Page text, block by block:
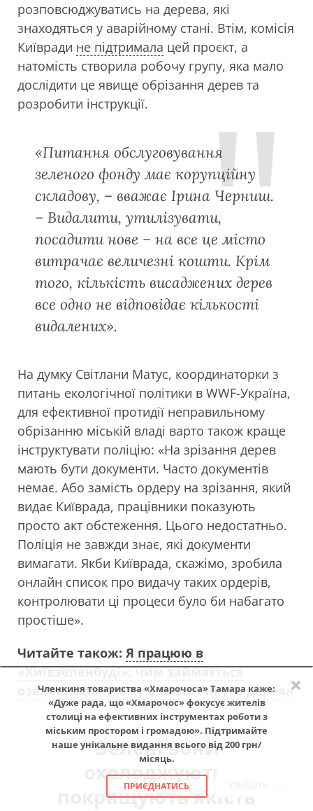
×
Членкиня товариства «Хмарочоса» Тамара каже:
«Дуже рада, що «Хмарочос» фокусує жителів
столиці на ефективних інструментах роботи з
міським простором і громадою». Підтримайте
наше унікальне видання всього від 200 грн/
місяць.
ПРИЄДНАТИСЬ
розповсюджуватись на дерева, які
знаходяться у аварійному стані. Втім, комісія
Київради не підтримала цей проєкт, а
натомість створила робочу групу, яка мало
дослідити це явище обрізання дерев та
розробити інструкції.
«Питання обслуговування
зеленого фонду має корупційну
складову, – вважає Ірина Черниш.
– Видалити, утилізувати,
посадити нове – на все це місто
витрачає величезні кошти. Крім
того, кількість висаджених дерев
все одно не відповідає кількості
видалених».
На думку Світлани Матус, координаторки з
питань екологічної політики в WWF-Україна,
для ефективної протидії неправильному
обрізанню міській владі варто також краще
інструктувати поліцію: «На зрізання дерев
мають бути документи. Часто документів
немає. Або замість ордеру на зрізання, який
видає Київрада, працівники показують
просто акт обстеження. Цього недостатньо.
Поліція не завжди знає, які документи
вимагати. Якби Київрада, скажімо, зробила
онлайн список про видачу таких ордерів,
контролювати ці процеси було би набагато
простіше».
Читайте також: Я працюю в
«Київзеленбуді»: чим займається
озеленювач і чому в Києві гинуть дерева
Зелені зони
охолоджують,
покращують якість